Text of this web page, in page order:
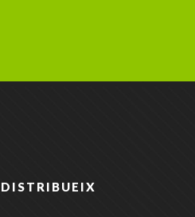
DISTRIBUEIX